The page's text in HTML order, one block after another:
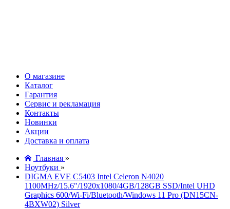
О магазине
Каталог
Гарантия
Сервис и рекламация
Контакты
Новинки
Акции
Доставка и оплата
Главная »
Ноутбуки »
DIGMA EVE C5403 Intel Celeron N4020
1100MHz/15.6"/1920х1080/4GB/128GB SSD/Intel UHD
Graphics 600/Wi-Fi/Bluetooth/Windows 11 Pro (DN15CN-
4BXW02) Silver